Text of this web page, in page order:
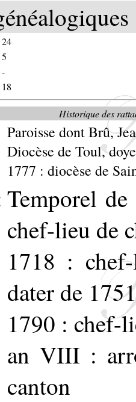
24
5
-
18
Historique des
Paroisse dont Brû,
Diocèse de Toul,
1777 : diocèse de
Temporel
chef-lieu de
1718 :
dater de
1790 : chef-
an VIII :
canton